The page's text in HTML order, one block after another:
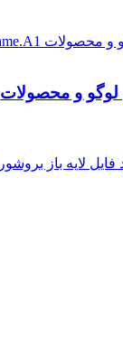
لوگو و محصولات